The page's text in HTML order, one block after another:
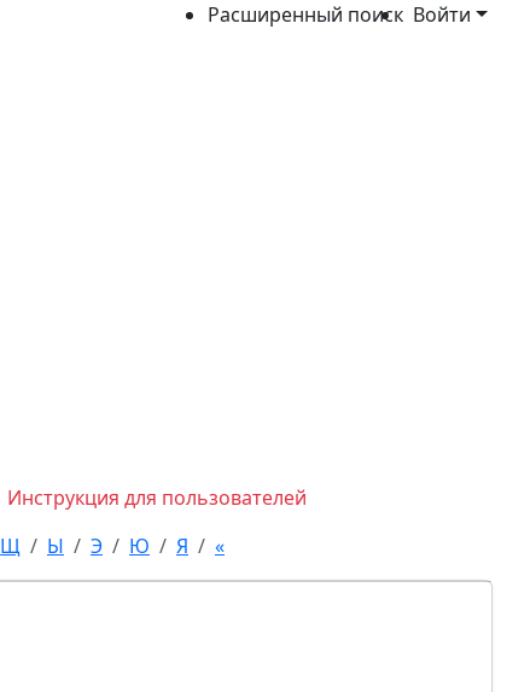
Расширенный поиск Войти
Инструкция для пользователей
Щ Ы Э Ю Я «